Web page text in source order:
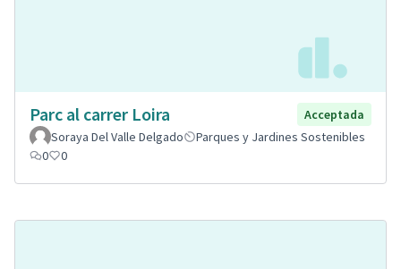
Parc al carrer Loira
Acceptada
Soraya Del Valle Delgado
Parques y Jardines Sostenibles
0
0